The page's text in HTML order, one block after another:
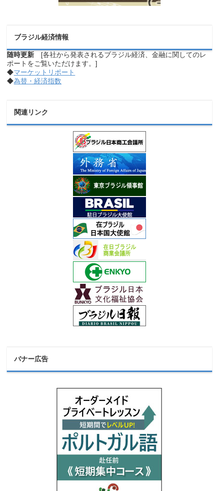
ブラジル経済情報
随時更新 [各社から発表されるブラジル経済、金融に関してのレ
ポートをご覧いただけます。]
◆マーケットリポート
◆為替・経済指数
関連リンク
バナー広告